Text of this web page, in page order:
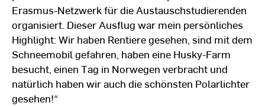
Erasmus-Netzwerk für die Austauschstudierenden
organisiert. Dieser Ausflug war mein persönliches
Highlight: Wir haben Rentiere gesehen, sind mit dem
Schneemobil gefahren, haben eine Husky-Farm
besucht, einen Tag in Norwegen verbracht und
natürlich haben wir auch die schönsten Polarlichter
gesehen!“